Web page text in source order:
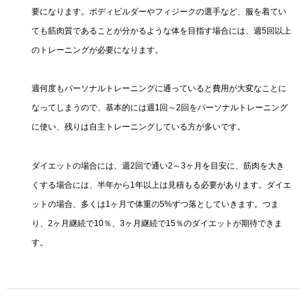
要になります。ボディビルダーやフィジークの選手など、服を着てい
ても筋肉質であることが分かるような体を目指す場合には、週5回以上
のトレーニングが必要になります。
週何度もパーソナルトレーニングに通っていると費用が大変なことに
なってしまうので、基本的には週1回～2回をパーソナルトレーニング
に使い、残りは自主トレーニングしている方が多いです。
ダイエットの場合には、週2回で通い2～3ヶ月を目安に、筋肉を大き
くする場合には、半年から1年以上は見積もる必要があります。ダイエ
ットの場合、多くは1ヶ月で体重の5%ずつ落としていきます。つま
り、2ヶ月継続で10％、3ヶ月継続で15％のダイエットが期待できま
す。